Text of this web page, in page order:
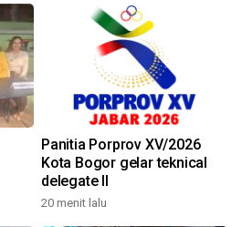
Panitia Porprov XV/2026
Kota Bogor gelar teknical
delegate II
20 menit lalu